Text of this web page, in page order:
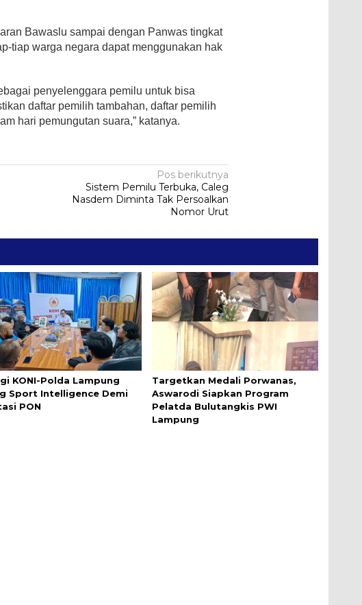
Bawaslu sampai dengan Panwas tingkat
tiap warga negara dapat menggunakan hak
penyelenggara pemilu untuk bisa
daftar pemilih tambahan, daftar pemilih
hari pemungutan suara,” katanya.
Pos berikutnya
Sistem Pemilu Terbuka, Caleg
Nasdem Diminta Tak Persoalkan
Nomor Urut
KONI-Polda Lampung
Sport Intelligence Demi
PON
Targetkan Medali Porwanas,
Aswarodi Siapkan Program
Pelatda Bulutangkis PWI
Lampung